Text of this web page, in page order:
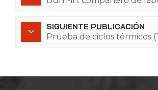
SIGUIENTE PUBLICACIÓN
Prueba de ciclos térmicos